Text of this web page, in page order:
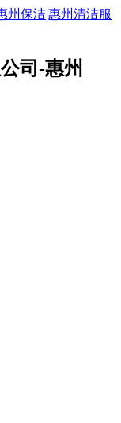
司-惠州